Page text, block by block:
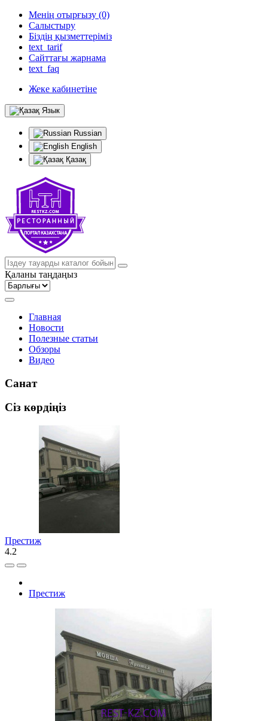
Менің отырғызу (0)
Салыстыру
Біздің қызметтеріміз
text_tarif
Сайттағы жарнама
text_faq
Жеке кабинетіне
Язык
Russian
English
Қазақ
Қаланы таңдаңыз
Главная
Новости
Полезные статьи
Обзоры
Видео
Санат
Сіз көрдіңіз
Престиж
4.2
Престиж